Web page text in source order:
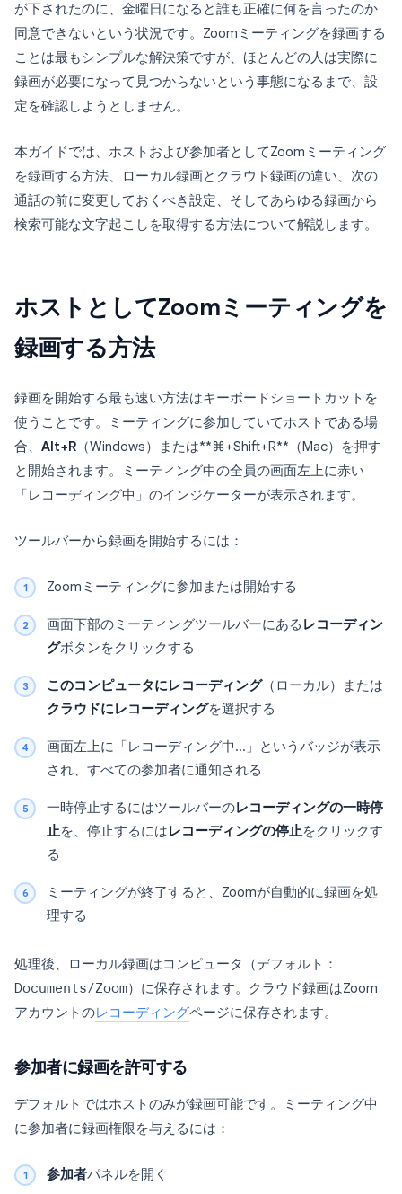
が下されたのに、金曜日になると誰も正確に何を言ったのか
同意できないという状況です。Zoomミーティングを録画する
ことは最もシンプルな解決策ですが、ほとんどの人は実際に
録画が必要になって見つからないという事態になるまで、設
定を確認しようとしません。
本ガイドでは、ホストおよび参加者としてZoomミーティング
を録画する方法、ローカル録画とクラウド録画の違い、次の
通話の前に変更しておくべき設定、そしてあらゆる録画から
検索可能な文字起こしを取得する方法について解説します。
ホストとしてZoomミーティングを
録画する方法
録画を開始する最も速い方法はキーボードショートカットを
使うことです。ミーティングに参加していてホストである場
合、 Alt+R （Windows）または**⌘+Shift+R**（Mac）を押す
と開始されます。ミーティング中の全員の画面左上に赤い
「レコーディング中」のインジケーターが表示されます。
ツールバーから録画を開始するには：
Zoomミーティングに参加または開始する
画面下部のミーティングツールバーにある レコーディン
グボタンをクリックする
このコンピュータにレコーディング（ローカル）または
クラウドにレコーディングを選択する
画面左上に「レコーディング中…」というバッジが表示
され、すべての参加者に通知される
一時停止するにはツールバーのレコーディングの一時停
止を、停止するにはレコーディングの停止をクリックす
る
ミーティングが終了すると、Zoomが自動的に録画を処
理する
処理後、ローカル録画はコンピュータ（デフォルト：
Documents/Zoom）に保存されます。クラウド録画はZoom
アカウントのレコーディングページに保存されます。
参加者に録画を許可する
デフォルトではホストのみが録画可能です。ミーティング中
に参加者に録画権限を与えるには：
参加者パネルを開く